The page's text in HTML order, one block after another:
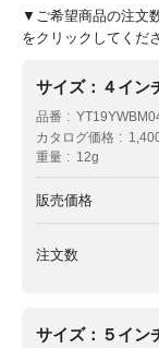
▼ご希望商品の注文
をクリックしてくだ
サイズ：４イン
品番
カタログ価格
重量
12g
販売価格
注文数
サイズ：５イン